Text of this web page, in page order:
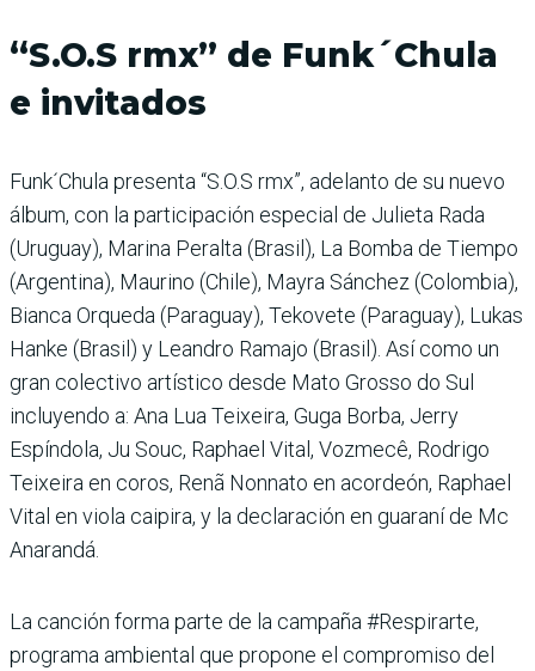
“S.O.S rmx” de Funk´Chula
e invitados
Funk´Chula presenta “S.O.S rmx”, adelanto de su nuevo
álbum, con la participación especial de Julieta Rada
(Uruguay), Marina Peralta (Brasil), La Bomba de Tiempo
(Argentina), Maurino (Chile), Mayra Sánchez (Colombia),
Bianca Orqueda (Paraguay), Tekovete (Paraguay), Lukas
Hanke (Brasil) y Leandro Ramajo (Brasil). Así como un
gran colectivo artístico desde Mato Grosso do Sul
incluyendo a: Ana Lua Teixeira, Guga Borba, Jerry
Espíndola, Ju Souc, Raphael Vital, Vozmecê, Rodrigo
Teixeira en coros, Renã Nonnato en acordeón, Raphael
Vital en viola caipira, y la declaración en guaraní de Mc
Anarandá.
La canción forma parte de la campaña #Respirarte,
programa ambiental que propone el compromiso del